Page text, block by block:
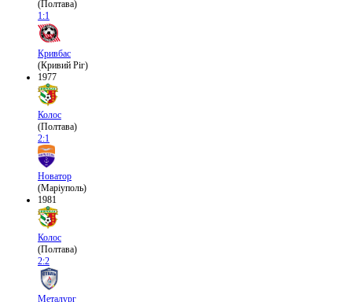
(Полтава)
1:1
Кривбас
(Кривий Ріг)
1977
Колос
(Полтава)
2:1
Новатор
(Маріуполь)
1981
Колос
(Полтава)
2:2
Металург